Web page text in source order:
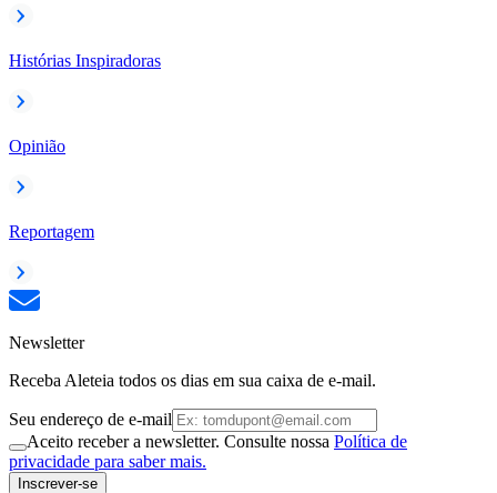
Histórias Inspiradoras
Opinião
Reportagem
Newsletter
Receba Aleteia todos os dias em sua caixa de e-mail.
Seu endereço de e-mail
Aceito receber a newsletter. Consulte nossa Política de
privacidade para saber mais.
Inscrever-se